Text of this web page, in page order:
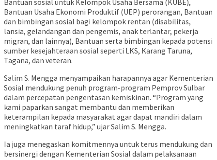
Bantuan sosial untuk Kelompok Usaha Bersama (KUBE),
Bantuan Usaha Ekonomi Produktif (UEP) perorangan, Bantuan
dan bimbingan sosial bagi kelompok rentan (disabilitas,
lansia, gelandangan dan pengemis, anak terlantar, pekerja
migran, dan lainnya), Bantuan serta bimbingan kepada potensi
sumber kesejahteraan sosial seperti LKS, Karang Taruna,
Tagana, dan veteran.
Salim S. Mengga menyampaikan harapannya agar Kementerian
Sosial mendukung penuh program-program Pemprov Sulbar
dalam percepatan pengentasan kemiskinan. “Program yang
kami paparkan sangat membantu dan memberikan
keterampilan kepada masyarakat agar dapat mandiri dalam
meningkatkan taraf hidup,” ujar Salim S. Mengga.
Ia juga menegaskan komitmennya untuk terus mendukung dan
bersinergi dengan Kementerian Sosial dalam pelaksanaan